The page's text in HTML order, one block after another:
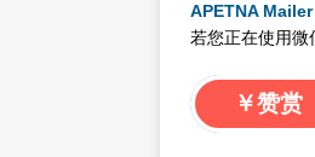
APETNA
若您正在使用微
￥赞赏